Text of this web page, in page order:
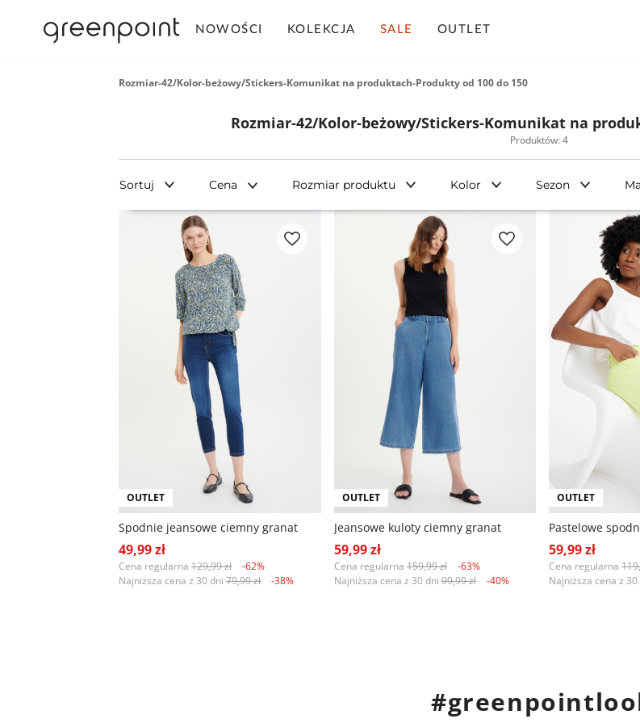
NOWOŚCI KOLEKCJA SALE OUTLET
Rozmiar-42/Kolor-beżowy/Stickers-Komunikat na produktach-Produkty od 100 do 150
Rozmiar-42/Kolor-beżowy/Stickers-Komunikat na
Produktów: 4
Sortuj Cena Rozmiar produktu Kolor Sezon
OUTLET
Spodnie jeansowe ciemny granat
49,99 zł
Cena regularna 129,99 zł
-62%
Najniższa cena z 30 dni 79,99 zł -38%
OUTLET
Jeansowe kuloty ciemny granat
59,99 zł
Cena regularna159,99 zł
-63%
Najniższa cena z 30 dni99,99 zł -40%
OUTLET
Pastelowe
59,99 zł
Cena regularna
Najniższa cena z 30